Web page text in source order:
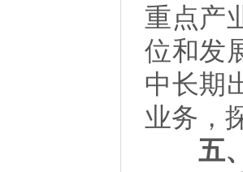
重点产
位和发
中长期
业务，
五